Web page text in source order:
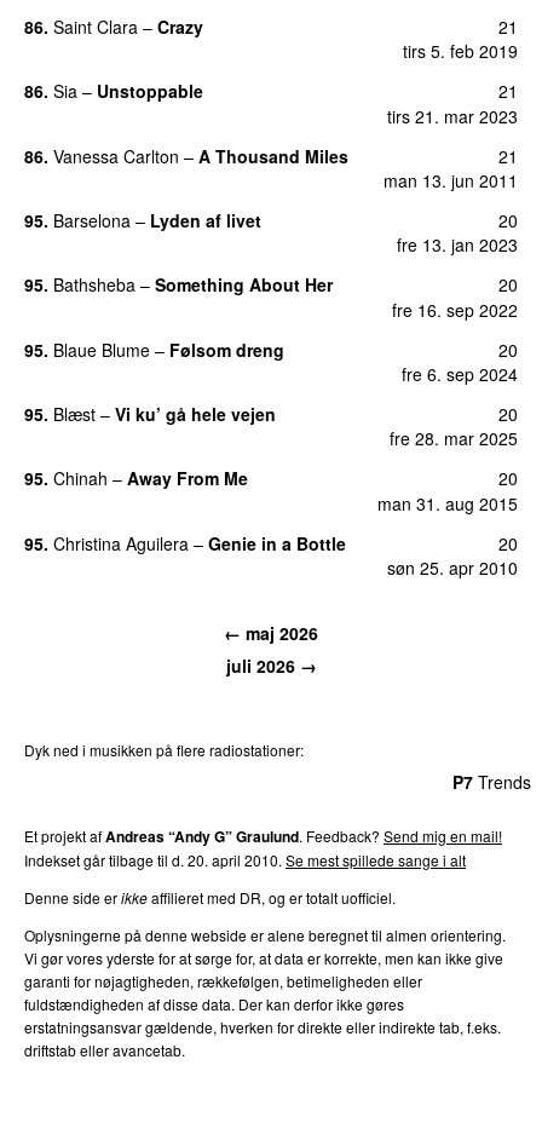
86. Saint Clara – Crazy
tirs 5. feb 2019
21
86. Sia – Unstoppable
tirs 21. mar 2023
21
86. Vanessa Carlton – A Thousand Miles
man 13. jun 2011
21
95. Barselona – Lyden af livet
fre 13. jan 2023
20
95. Bathsheba – Something About Her
fre 16. sep 2022
20
95. Blaue Blume – Følsom dreng
fre 6. sep 2024
20
95. Blæst – Vi ku’ gå hele vejen
fre 28. mar 2025
20
95. Chinah – Away From Me
man 31. aug 2015
20
95. Christina Aguilera – Genie in a Bottle
søn 25. apr 2010
20
← maj 2026
juli 2026 →
Dyk ned i musikken på flere radiostationer:
P7 Trends
Et projekt afAndreas “Andy G” Graulund. Feedback? Send mig en mail!
Indekset går tilbage til d. 20. april 2010. Se mest spillede sange i alt
Denne side erikkeaffilieret med DR, og er totalt uofficiel.
Oplysningerne på denne webside er alene beregnet til almen orientering.
Vi gør vores yderste for at sørge for, at data er korrekte, men kan ikke give
garanti for nøjagtigheden, rækkefølgen, betimeligheden eller
fuldstændigheden af disse data. Der kan derfor ikke gøres
erstatningsansvar gældende, hverken for direkte eller indirekte tab, f.eks.
driftstab eller avancetab.